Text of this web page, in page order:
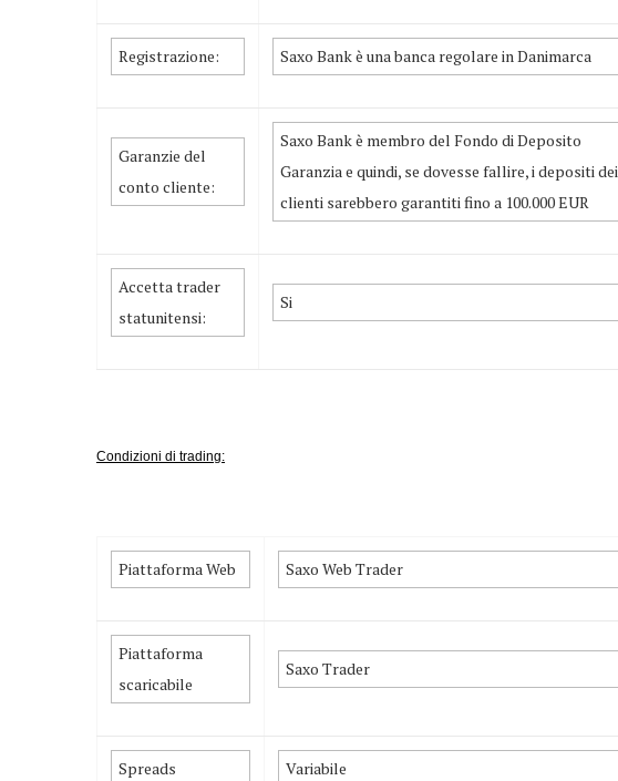
Registrazione: Saxo Bank è una banca regolare in Danimarca
Garanzie del
conto cliente:
Saxo Bank è membro del Fondo di Deposito
Garanzia e quindi, se dovesse fallire, i depositi dei
clienti sarebbero garantiti fino a 100.000 EUR
Accetta trader
statunitensi:
Si
Condizioni di trading:
Piattaforma Web Saxo Web Trader
Piattaforma
scaricabile
Saxo Trader
Spreads Variabile